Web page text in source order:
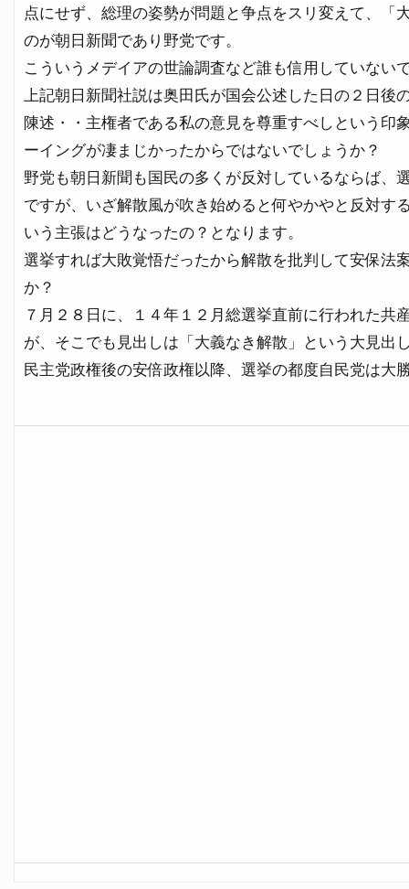
点にせず、総理の姿勢が問題と争点をスリ変えて、「
のが朝日新聞であり野党です。
こういうメデイアの世論調査など誰も信用していない
上記朝日新聞社説は奥田氏が国会公述した日の２日後
陳述・・主権者である私の意見を尊重すべしという印
ーイングが凄まじかったからではないでしょうか？
野党も朝日新聞も国民の多くが反対しているならば、
ですが、いざ解散風が吹き始めると何やかやと反対す
いう主張はどうなったの？となります。
選挙すれば大敗覚悟だったから解散を批判して安保法
か？
７月２８日に、１４年１２月総選挙直前に行われた共
が、そこでも見出しは「大義なき解散」という大見出
民主党政権後の安倍政権以降、選挙の都度自民党は大